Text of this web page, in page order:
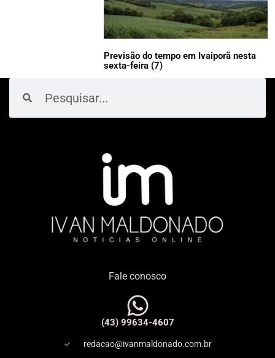
Previsão do tempo em Ivaiporã nesta
sexta-feira (7)
Fale conosco
(43) 99634-4607
redacao@ivanmaldonado.com.br